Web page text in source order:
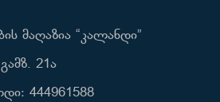
მაღაზია “კალანდი”
21ა
444961588